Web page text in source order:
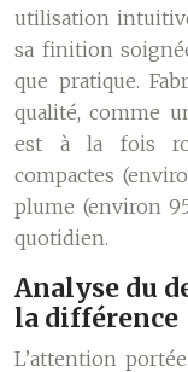
utilisation
sa finition
que pratique.
qualité, comme
est à la fois
compactes
plume (environ
quotidien.
Analyse du
la différence
L’attention